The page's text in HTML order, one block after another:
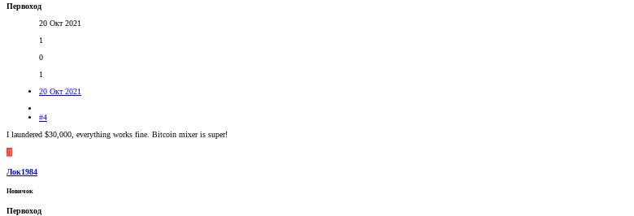
Первоход
20 Окт 2021
1
0
1
20 Окт 2021
#4
I laundered $30,000, everything works fine. Bitcoin mixer is super!
Л
Лок1984
Новичок
Первоход